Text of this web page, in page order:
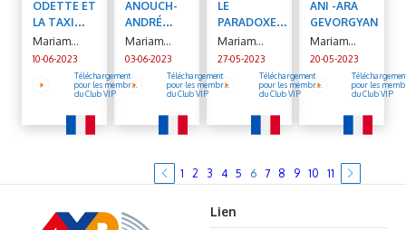
ODETTE ET
LA TAXI
JAUNE -
ISABELLE
Mariam
Movsesian
10-06-2023
Téléchargement
pour les membre
du Club VIP
ANOUCH-
ANDRÉ
MANOUKIAN
Mariam
Movsesian
03-06-2023
Téléchargement
pour les membre
du Club VIP
LE
PARADOXE
D'ANDERSON
- PASCAL
MANOUKIAN
Mariam
Movsesian
27-05-2023
Téléchargement
pour les membre
du Club VIP
ANI -ARA
GEVORGYAN
Mariam
Movsesian
20-05-2023
pour les
du Club VIP
1 2 3 4 5 6 7 8 9 10 11
Lien